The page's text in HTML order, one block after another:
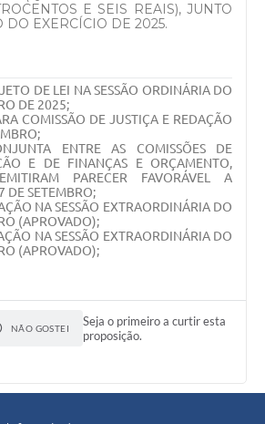
E SEIS REAIS), JUNTO
DO EXERCÍCIO DE 2025.
DE LEI NA SESSÃO ORDINÁRIA DO
DE 2025;
COMISSÃO DE JUSTIÇA E REDAÇÃO
ENTRE AS COMISSÕES DE
E DE FINANÇAS E ORÇAMENTO,
PARECER FAVORÁVEL A
DE SETEMBRO;
NA SESSÃO EXTRAORDINÁRIA DO
(APROVADO);
NA SESSÃO EXTRAORDINÁRIA DO
(APROVADO);
NÃO GOSTEI
Seja o primeiro a curtir esta
proposição.